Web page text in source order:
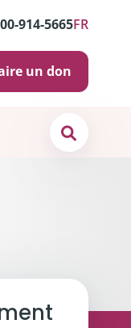
914-5665FR
un don